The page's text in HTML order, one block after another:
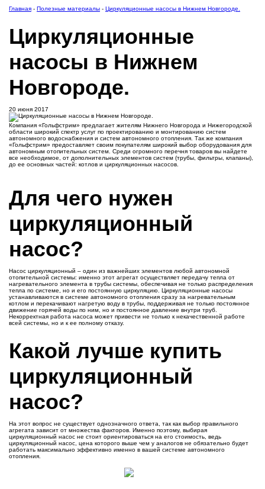
Главная - Полезные материалы - Циркуляционные насосы в Нижнем Новгороде.
Циркуляционные
насосы в Нижнем
Новгороде.
20 июня 2017
Компания «Гольфстрим» предлагает жителям Нижнего Новгорода и Нижегородской
области широкий спектр услуг по проектированию и монтированию систем
автономного водоснабжения и систем автономного отопления. Так же компания
«Гольфстрим» предоставляет своим покупателям широкий выбор оборудования для
автономным отопительных систем. Среди огромного перечня товаров вы найдете
все необходимое, от дополнительных элементов систем (трубы, фильтры, клапаны),
до ее основных частей: котлов и циркуляционных насосов.
Для чего нужен
циркуляционный
насос?
Насос циркуляционный – один из важнейших элементов любой автономной
отопительной системы: именно этот агрегат осуществляет передачу тепла от
нагревательного элемента в трубы системы, обеспечивая не только распределения
тепла по системе, но и его постоянную циркуляцию. Циркуляционные насосы
устанавливаются в системе автономного отопления сразу за нагревательным
котлом и перекачивают нагретую воду в трубы, поддерживая не только постоянное
движение горячей воды по ним, но и постоянное давление внутри труб.
Некорректная работа насоса может привести не только к некачественной работе
всей системы, но и к ее полному отказу.
Какой лучше купить
циркуляционный
насос?
На этот вопрос не существует однозначного ответа, так как выбор правильного
агрегата зависит от множества факторов. Именно поэтому, выбирая
циркуляционный насос не стоит ориентироваться на его стоимость, ведь
циркуляционный насос, цена которого выше чем у аналогов не обязательно будет
работать максимально эффективно именно в вашей системе автономного
отопления.